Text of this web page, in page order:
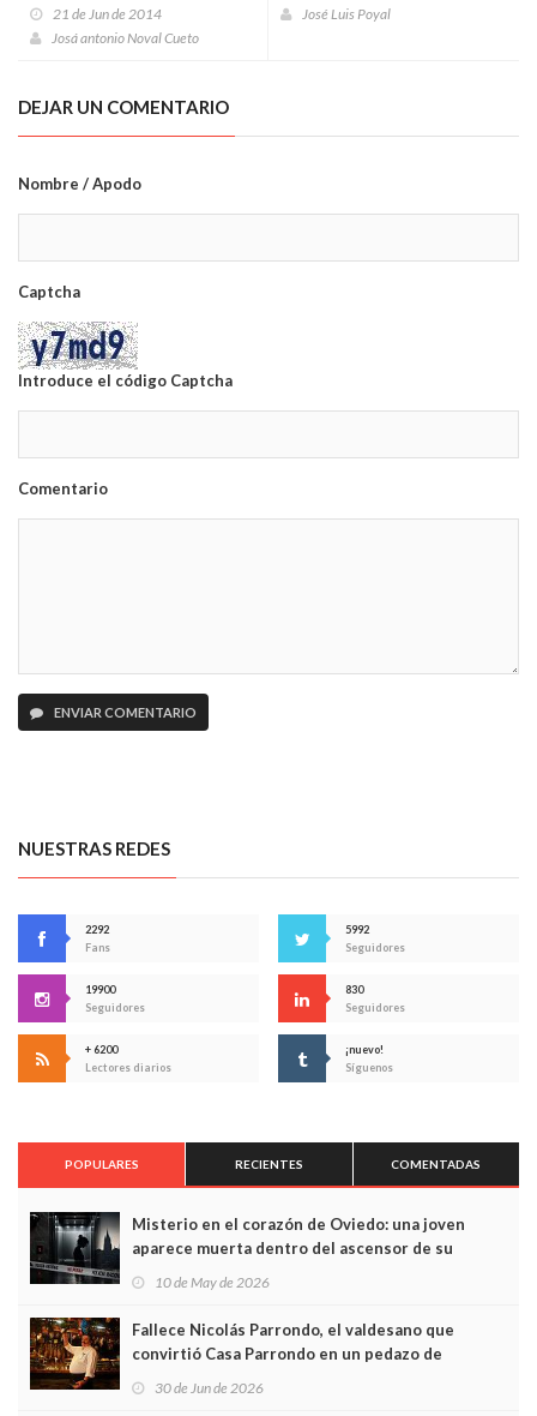
21 de Jun de 2014
Josá antonio Noval Cueto
José Luis Poyal
DEJAR UN COMENTARIO
Nombre / Apodo
Captcha
Introduce el código Captcha
Comentario
ENVIAR COMENTARIO
NUESTRAS REDES
2292
Fans
5992
Seguidores
19900
Seguidores
830
Seguidores
+ 6200
Lectores diarios
¡nuevo!
Síguenos
POPULARES RECIENTES COMENTADAS
Misterio en el corazón de Oviedo: una joven
aparece muerta dentro del ascensor de su
edificio y las cámaras captan sus últimos minutos
10 de May de 2026
Fallece Nicolás Parrondo, el valdesano que
convirtió Casa Parrondo en un pedazo de
Asturias en Madrid
30 de Jun de 2026